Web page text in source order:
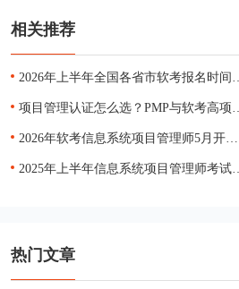
相关推荐
2026年软考信息系统项目管理师5月开考，备考攻略一文掌握
2025年上半年信息系统项目管理师考试成绩合格标准
热门文章